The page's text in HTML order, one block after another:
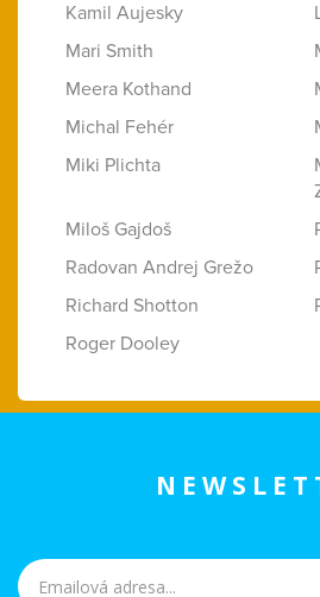
Kamil Aujesky
Mari Smith
Meera Kothand
Michal Fehér
Miki Plichta
Miloš Gajdoš
Radovan Andrej Grežo
Richard Shotton
Roger Dooley